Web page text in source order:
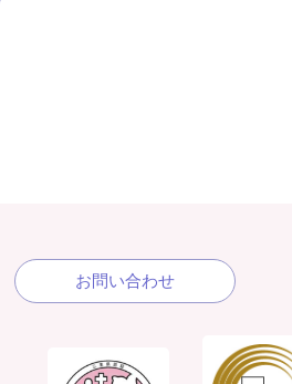
お問い合わせ